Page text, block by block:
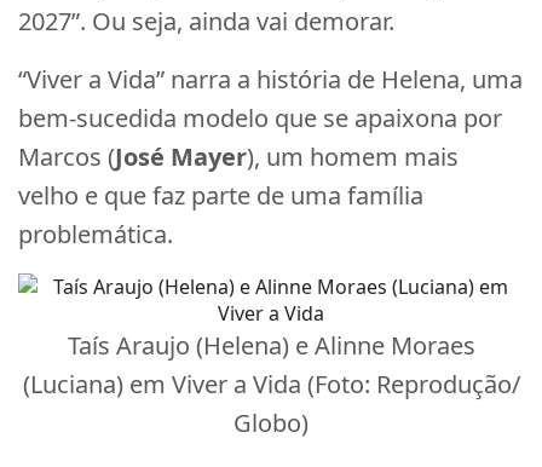
2027”. Ou seja, ainda vai demorar.
“Viver a Vida” narra a história de Helena, uma
bem-sucedida modelo que se apaixona por
Marcos (José Mayer), um homem mais
velho e que faz parte de uma família
problemática.
Taís Araujo (Helena) e Alinne Moraes
(Luciana) em Viver a Vida (Foto: Reprodução/
Globo)